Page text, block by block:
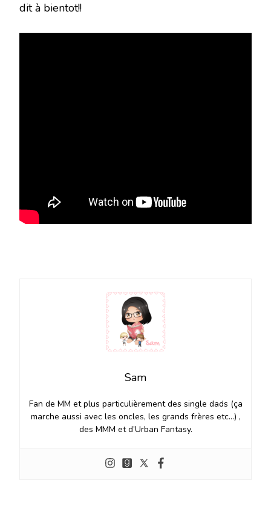
dit à bientot!!
Sam
Fan de MM et plus particulièrement des single dads (ça
marche aussi avec les oncles, les grands frères etc…) ,
des MMM et d’Urban Fantasy.